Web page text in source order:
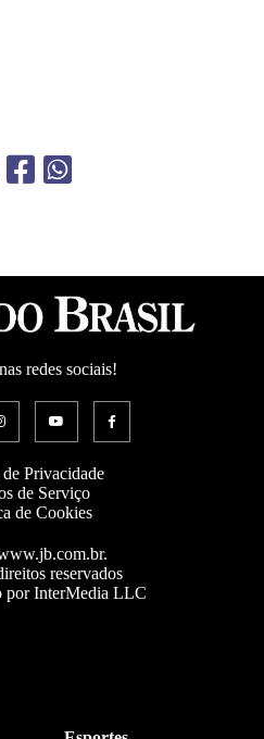
redes sociais!
Privacidade
de Serviço
de Cookies
reservados
por InterMedia LLC